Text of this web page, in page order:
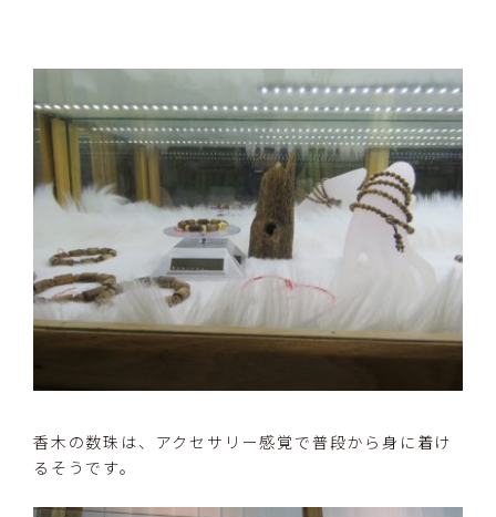
香木の数珠は、アクセサリー感覚で普段から身に着け
るそうです。